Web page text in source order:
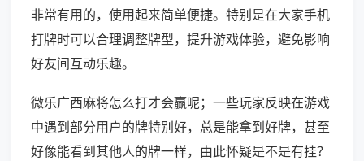
非常有用的，使用起来简单便捷。特别是在大家手机
打牌时可以合理调整牌型，提升游戏体验，避免影响
好友间互动乐趣。
微乐广西麻将怎么打才会赢呢；一些玩家反映在游戏
中遇到部分用户的牌特别好，总是能拿到好牌，甚至
好像能看到其他人的牌一样，由此怀疑是不是有挂？